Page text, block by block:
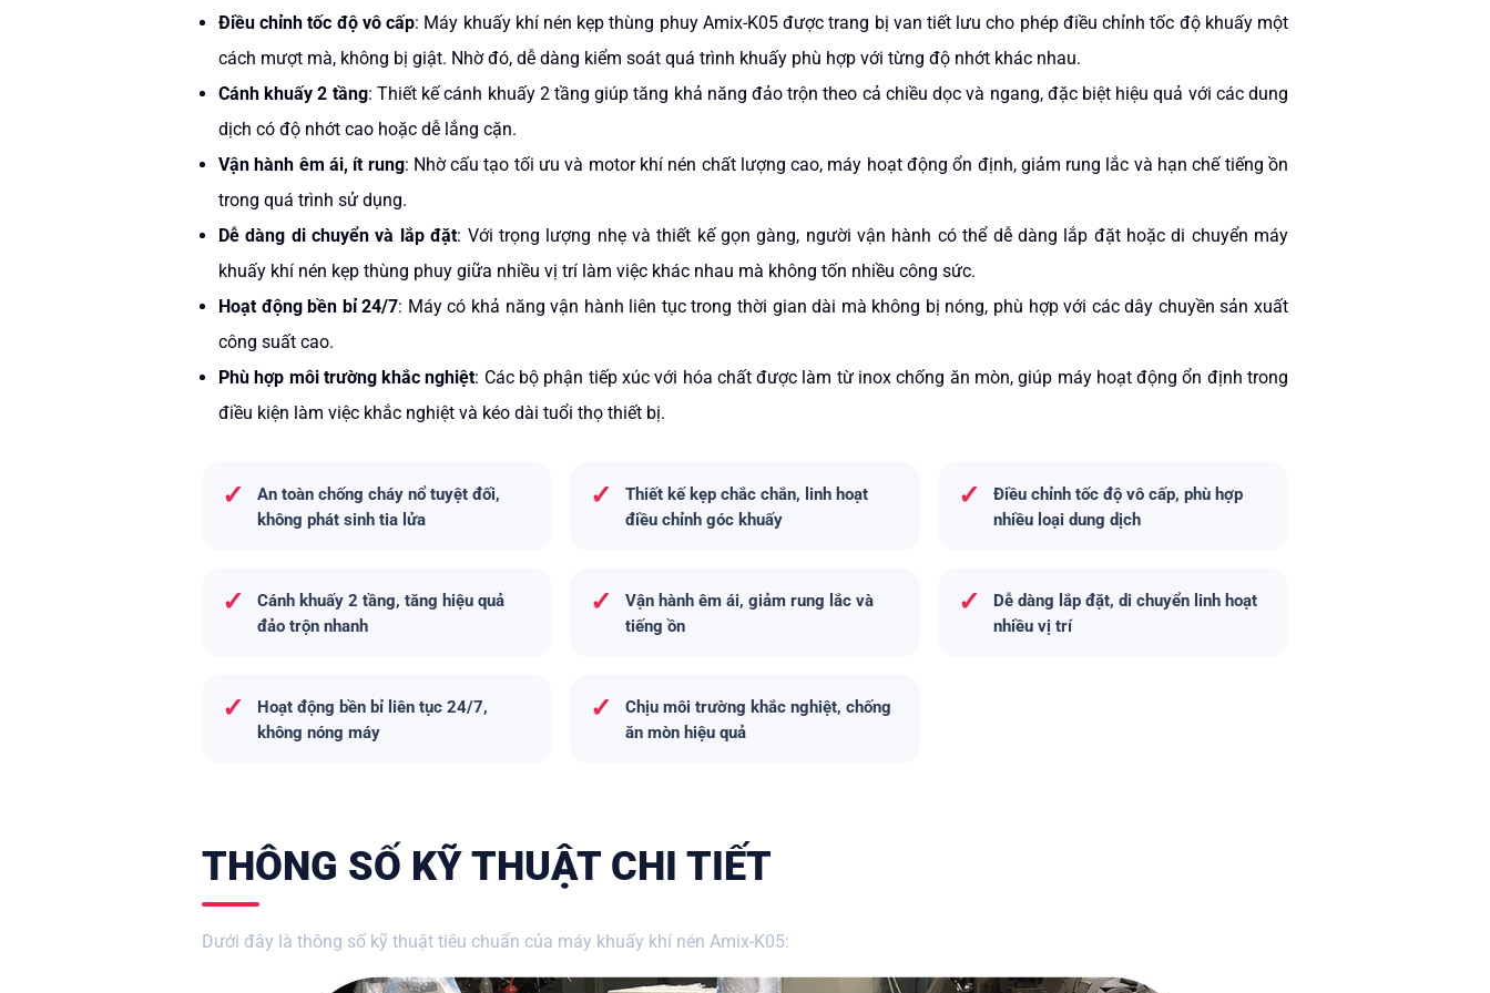
Điều chỉnh tốc độ vô cấp: Máy khuấy khí nén kẹp thùng phuy Amix-K05được trang bị van tiết lưu cho phép điều chỉnh tốc độ khuấy một
cách mượt mà, không bị giật. Nhờ đó, dễ dàng kiểm soát quá trình khuấy phù hợp với từng độ nhớt khác nhau.
Cánh khuấy 2 tầng: Thiết kế cánh khuấy 2 tầng giúp tăng khả năng đảo trộn theo cả chiều dọc và ngang, đặc biệt hiệu quả với các dung
dịch có độ nhớt cao hoặc dễ lắng cặn.
Vận hành êm ái, ít rung: Nhờ cấu tạo tối ưu và motor khí nén chất lượng cao, máy hoạt động ổn định, giảm rung lắc và hạn chế tiếng ồn
trong quá trình sử dụng.
Dễ dàng di chuyển và lắp đặt: Với trọng lượng nhẹ và thiết kế gọn gàng, người vận hành có thể dễ dàng lắp đặt hoặc di chuyển máy
khuấy khí nén kẹp thùng phuy giữa nhiều vị trí làm việc khác nhau mà không tốn nhiều công sức.
Hoạt động bền bỉ 24/7: Máy có khả năng vận hành liên tục trong thời gian dài mà không bị nóng, phù hợp với các dây chuyền sản xuất
công suất cao.
Phù hợp môi trường khắc nghiệt: Các bộ phận tiếp xúc với hóa chất được làm từ inox chống ăn mòn, giúp máy hoạt động ổn định trong
điều kiện làm việc khắc nghiệt và kéo dài tuổi thọ thiết bị.
✓
An toàn chống cháy nổ tuyệt đối,
không phát sinh tia lửa
✓
Thiết kế kẹp chắc chắn, linh hoạt
điều chỉnh góc khuấy
✓
Điều chỉnh tốc độ vô cấp, phù hợp
nhiều loại dung dịch
✓
Cánh khuấy 2 tầng, tăng hiệu quả
đảo trộn nhanh
✓
Vận hành êm ái, giảm rung lắc và
tiếng ồn
✓
Dễ dàng lắp đặt, di chuyển linh hoạt
nhiều vị trí
✓
Hoạt động bền bỉ liên tục 24/7,
không nóng máy
✓
Chịu môi trường khắc nghiệt, chống
ăn mòn hiệu quả
THÔNG SỐ KỸ THUẬT CHI TIẾT
Dưới đây là thông số kỹ thuật tiêu chuẩn của máy khuấy khí nén Amix-K05: